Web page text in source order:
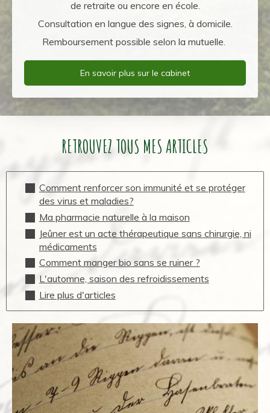
de retraite ou encore en école.
Consultation en langue des signes, à domicile.
Remboursement possible selon la mutuelle.
En savoir plus sur le cabinet
RETROUVEZ TOUS MES ARTICLES
Comment renforcer son immunité et se protéger
des virus et maladies?
Ma pharmacie naturelle à la maison
Jeûner est un acte thérapeutique sans chirurgie, ni
médicaments
Comment manger bio sans se ruiner ?
L'automne, saison des refroidissements
Lire plus d'articles